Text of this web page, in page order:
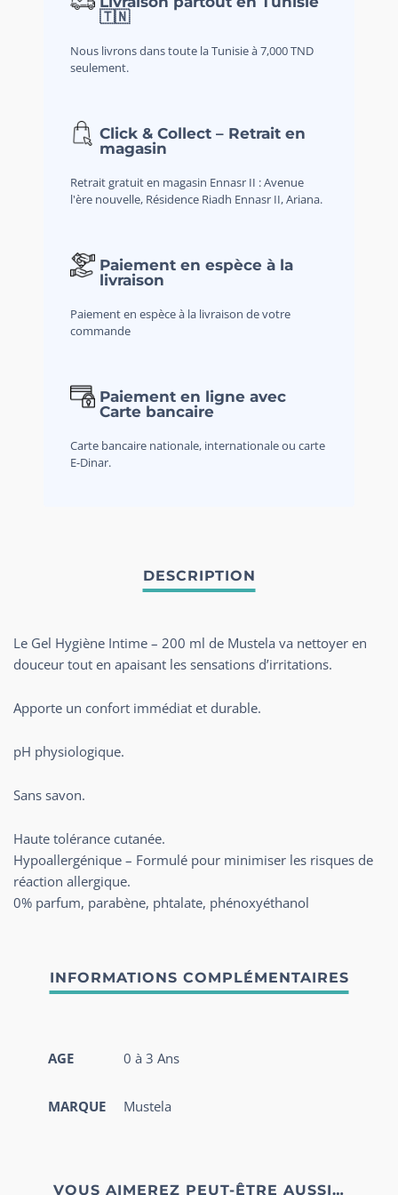
🇹🇳
Nous livrons dans toute la Tunisie à 7,000 TND
seulement.
Click & Collect – Retrait en
magasin
Retrait gratuit en magasin Ennasr II : Avenue
l'ère nouvelle, Résidence Riadh Ennasr II, Ariana.
Paiement en espèce à la
livraison
Paiement en espèce à la livraison de votre
commande
Paiement en ligne avec
Carte bancaire
Carte bancaire nationale, internationale ou carte
E-Dinar.
Le Gel Hygiène Intime – 200 ml de Mustela va nettoyer en
douceur tout en apaisant les sensations d’irritations.
Apporte un confort immédiat et durable.
pH physiologique.
Sans savon.
Haute tolérance cutanée.
Hypoallergénique – Formulé pour minimiser les risques de
réaction allergique.
0% parfum, parabène, phtalate, phénoxyéthanol
AGE 0 à 3 Ans
MARQUE Mustela
VOUS AIMEREZ PEUT-ÊTRE AUSSI…